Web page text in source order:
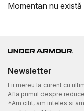
Momentan nu
Newsletter
Fii mereu la curent cu
Afla primul despre
*Am citit, am inteles si